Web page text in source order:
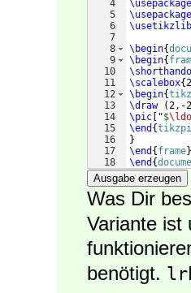
4
5
6
7
8
9
10
11
12
13
14
15
16
17
18
\usepackage
\usepackage
\begin{
\begin{
\scalebox{2
\begin{
\draw
(2,-2
\pic
"$
\end {
}
\end { frame}
\end {
Ausgabe erzeugen
Was Dir
Variante ist
benötigt.